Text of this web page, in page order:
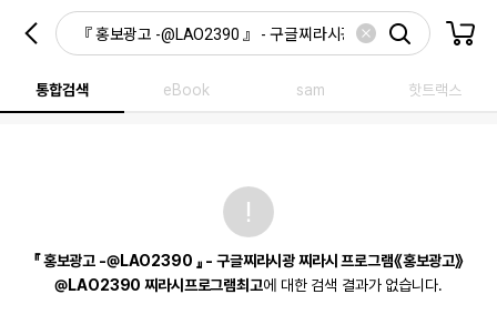
통합검색 eBook sam 핫트랙스
『 홍보광고 -@LAO2390 』 - 구글찌라시광 찌라시 프로그램《홍보광고》
@LAO2390 찌라시프로그램최고에 대한 검색 결과가 없습니다.